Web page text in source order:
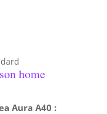
home
Aura A40 :